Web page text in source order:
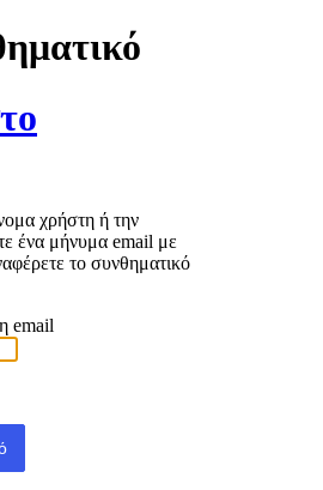
χρήστη ή την
ένα μήνυμα email με
το συνθηματικό
email